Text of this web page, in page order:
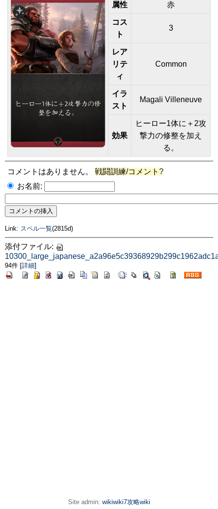
属性 赤
コス
ト
3
レア
リテ
ィ
Common
イラ
スト
Magali Villeneuve
効果
ヒーロー1体に＋2攻
撃力の修整を加え
る。
コメントはありません。 戦闘訓練/コメント ?
お名前:
Link: スペル一覧(2815d)
添付ファイル:
94件 [詳細]
Site admin: wikiwiki7攻略wiki